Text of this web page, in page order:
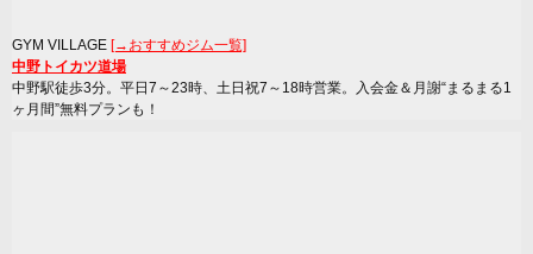
GYM VILLAGE [→おすすめジム一覧]
中野トイカツ道場
中野駅徒歩3分。平日7～23時、土日祝7～18時営業。入会金＆月謝“まるまる1
ヶ月間”無料プランも！